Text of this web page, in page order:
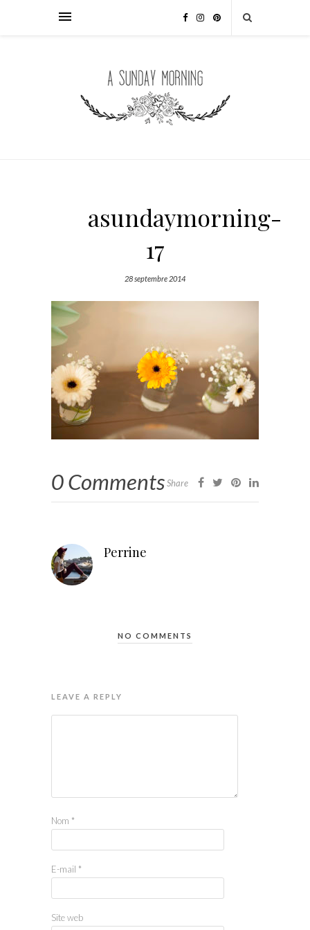
asundaymorning-
17
28 septembre 2014
0 CommentsShare
Perrine
NO COMMENTS
LEAVE A REPLY
Nom *
E-mail *
Site web